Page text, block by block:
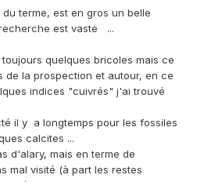
du terme, est en gros un belle
est vaste ...
quelques bricoles mais ce
la prospection et autour, en ce
indices "cuivrés" j'ai trouvé
il y a longtemps pour les fossiles
calcites ...
d'alary, mais en terme de
mal visité (à part les restes